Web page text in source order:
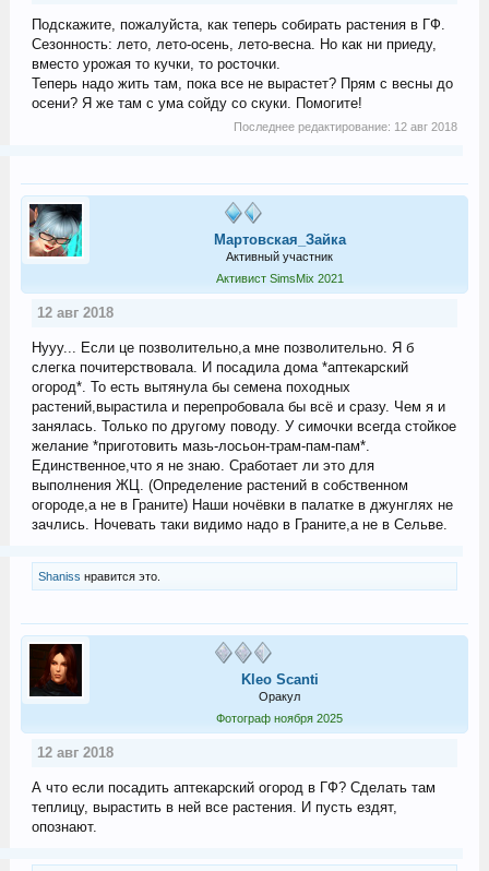
Подскажите, пожалуйста, как теперь собирать растения в ГФ.
Сезонность: лето, лето-осень, лето-весна. Но как ни приеду,
вместо урожая то кучки, то росточки.
Теперь надо жить там, пока все не вырастет? Прям с весны до
осени? Я же там с ума сойду со скуки. Помогите!
Последнее редактирование: 12 авг 2018
Мартовская_Зайка
Активный участник
Активист SimsMix 2021
12 авг 2018
Нууу... Если це позволительно,а мне позволительно. Я б
слегка почитерствовала. И посадила дома *аптекарский
огород*. То есть вытянула бы семена походных
растений,вырастила и перепробовала бы всё и сразу. Чем я и
занялась. Только по другому поводу. У симочки всегда стойкое
желание *приготовить мазь-лосьон-трам-пам-пам*.
Единственное,что я не знаю. Сработает ли это для
выполнения ЖЦ. (Определение растений в собственном
огороде,а не в Граните) Наши ночёвки в палатке в джунглях не
зачлись. Ночевать таки видимо надо в Граните,а не в Сельве.
Shaniss нравится это.
Kleo Scanti
Оракул
Фотограф ноября 2025
12 авг 2018
А что если посадить аптекарский огород в ГФ? Сделать там
теплицу, вырастить в ней все растения. И пусть ездят,
опознают.